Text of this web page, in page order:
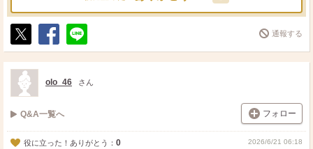
ポ
ス
ト
シ
ェ
送
る
通報する
olo_46 さん
Q&A一覧へ フォロー
役に立った！ありがとう： 0 2026/6/21 06:18